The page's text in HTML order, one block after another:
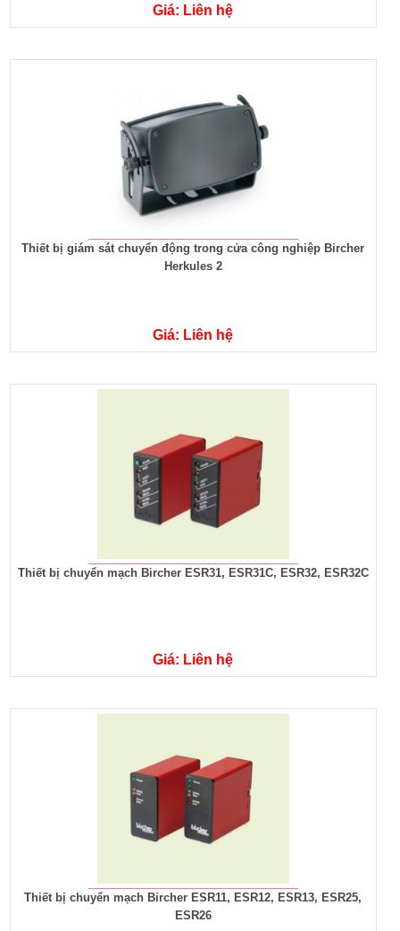
Giá: Liên hệ
Thiết bị giám sát chuyển động trong cửa công nghiệp Bircher
Herkules 2
Giá: Liên hệ
Thiết bị chuyển mạch Bircher ESR31, ESR31C, ESR32, ESR32C
Giá: Liên hệ
Thiết bị chuyển mạch Bircher ESR11, ESR12, ESR13, ESR25,
ESR26